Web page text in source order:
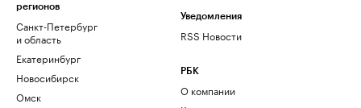
регионов
Санкт-Петербург
и область
Екатеринбург
Новосибирск
Омск
Уведомления
RSS Новости
РБК
О компании